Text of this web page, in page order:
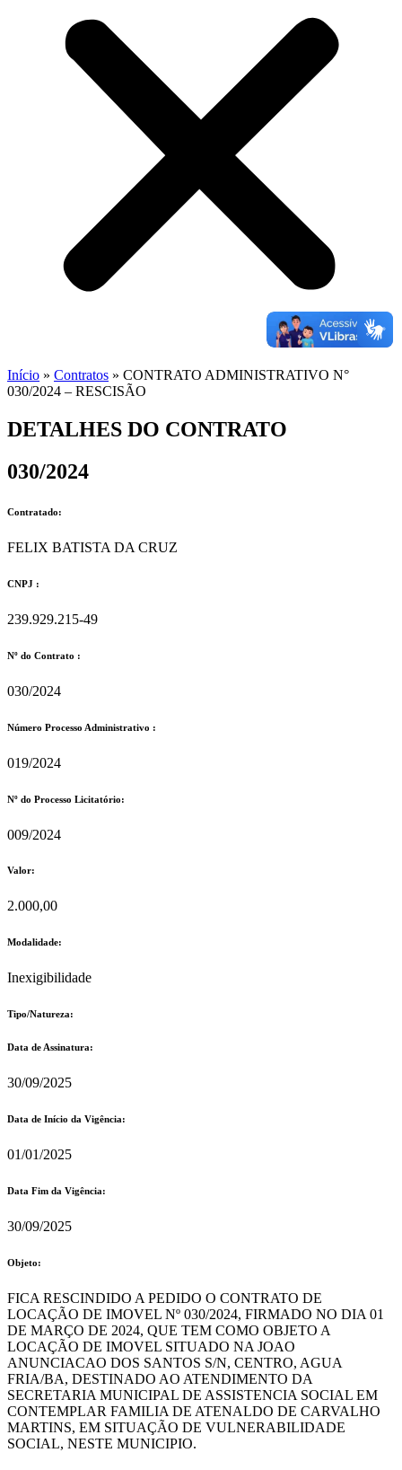
Início » Contratos » CONTRATO ADMINISTRATIVO N°
030/2024 – RESCISÃO
DETALHES DO CONTRATO​
030/2024
Contratado:
FELIX BATISTA DA CRUZ
CNPJ :
239.929.215-49
Nº do Contrato :
030/2024
Número Processo Administrativo :
019/2024
Nº do Processo Licitatório:
009/2024
Valor:
2.000,00
Modalidade:
Inexigibilidade
Tipo/Natureza:
Data de Assinatura:
30/09/2025
Data de Início da Vigência:
01/01/2025
Data Fim da Vigência:
30/09/2025
Objeto:
FICA RESCINDIDO A PEDIDO O CONTRATO DE
LOCAÇÃO DE IMOVEL Nº 030/2024, FIRMADO NO DIA 01
DE MARÇO DE 2024, QUE TEM COMO OBJETO A
LOCAÇÃO DE IMOVEL SITUADO NA JOAO
ANUNCIACAO DOS SANTOS S/N, CENTRO, AGUA
FRIA/BA, DESTINADO AO ATENDIMENTO DA
SECRETARIA MUNICIPAL DE ASSISTENCIA SOCIAL EM
CONTEMPLAR FAMILIA DE ATENALDO DE CARVALHO
MARTINS, EM SITUAÇÃO DE VULNERABILIDADE
SOCIAL, NESTE MUNICIPIO.